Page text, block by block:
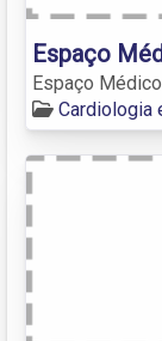
Espaço
Espaço
Cardiologia